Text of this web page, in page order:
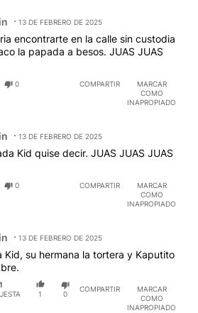
13 DE FEBRERO DE 2025
encontrarte en la calle sin custodia
la papada a besos. JUAS JUAS
0 COMPARTIR
MARCAR
COMO
INAPROPIADO
13 DE FEBRERO DE 2025
Kid quise decir. JUAS JUAS JUAS
0 COMPARTIR
MARCAR
COMO
INAPROPIADO
Alfonsin.
13 DE FEBRERO DE 2025
Kid, su hermana la tortera y Kaputito
1
1 0
COMPARTIR
MARCAR
COMO
INAPROPIADO